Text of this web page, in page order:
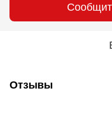
Отзывы